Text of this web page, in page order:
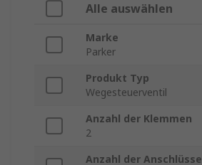
Alle auswählen
Marke
Parker
Produkt Typ
Wegesteuerventil
Anzahl der Klemmen
2
Anzahl der Anschlüsse